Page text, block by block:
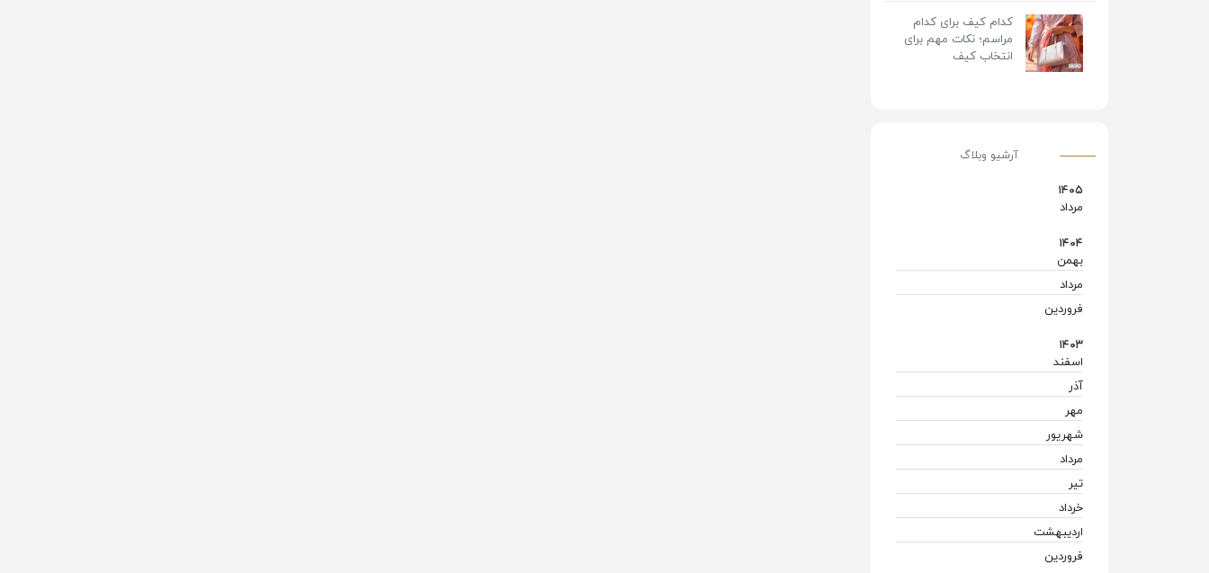
کدام کیف برای کدام
مراسم؛ نکات مهم برای
انتخاب کیف
آرشیو وبلاگ
۱۴۰۵
مرداد
۱۴۰۴
بهمن
مرداد
فروردین
۱۴۰۳
اسفند
آذر
مهر
شهریور
مرداد
تیر
خرداد
اردیبهشت
فروردین